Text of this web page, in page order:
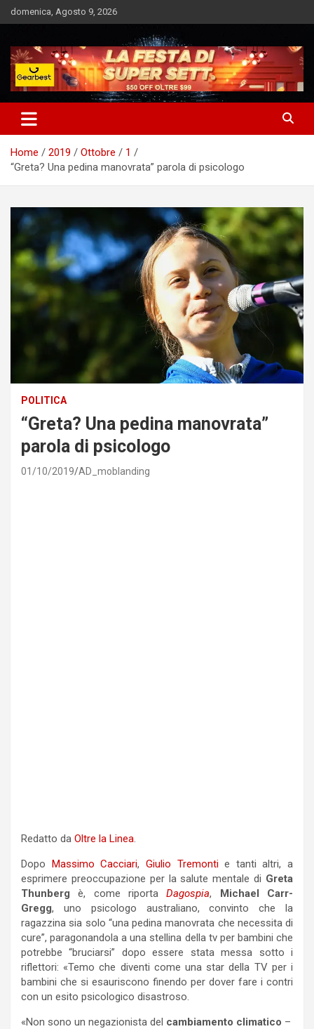
Skip
to
domenica, Agosto 9, 2026
Market News
Notizie Bomba dall'Italia e dal Mondo
Home 2019 Ottobre
1
“Greta? Una pedina manovrata” parola di psicologo
POLITICA
“Greta? Una pedina manovrata”
parola di psicologo
01/10/2019 AD_moblanding
Redatto da Oltre la Linea.
Dopo Massimo Cacciari, Giulio Tremontie tanti altri, a
esprimere preoccupazione per la salute mentale di Greta
Thunberg è, come riportaDagospia, Michael Carr-
Gregg, uno psicologo australiano, convinto che la
ragazzina sia solo “una pedina manovrata che necessita di
cure”, paragonandola a una stellina della tv per bambini che
potrebbe “bruciarsi” dopo essere stata messa sotto i
riflettori: «Temo che diventi come una star della TV per i
bambini che si esauriscono finendo per dover fare i contri
con un esito psicologico disastroso.
«Non sono un negazionista del cambiamento climatico –